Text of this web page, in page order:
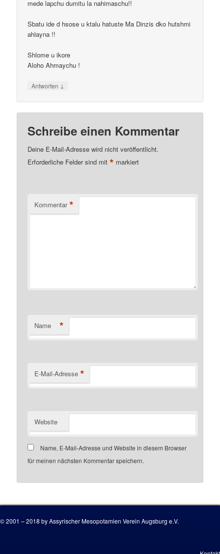
mede lapchu dumitu la nahimaschu!!
Sbatu ide d hsose u ktalu hatuste Ma Dinzis dko hutshmi
ahlayna !!
Shlome u ikore
Aloho Ahmaychu !
Antworten ↓
Schreibe einen Kommentar
Deine E-Mail-Adresse wird nicht veröffentlicht.
Erforderliche Felder sind mit* markiert
Kommentar *
Name *
E-Mail-Adresse *
Website
Name, E-Mail-Adresse und Website in diesem Browser
für meinen nächsten Kommentar speichern.
© 2001 – 2018 by Assyrischer Mesopotamien Verein Augsburg e.V.